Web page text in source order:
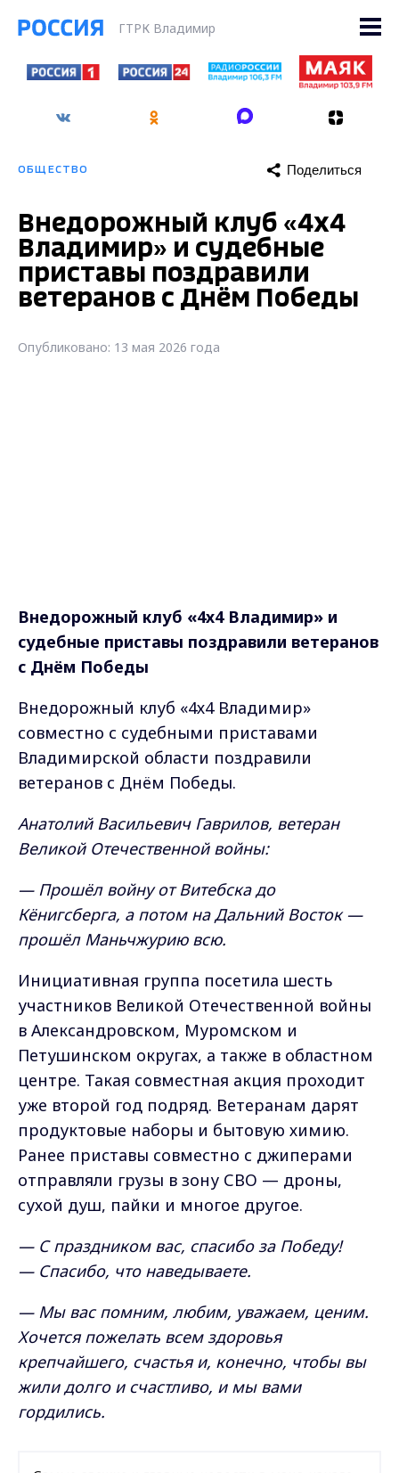
ГТРК Владимир
ОБЩЕСТВО Поделиться
Внедорожный клуб «4х4
Владимир» и судебные
приставы поздравили
ветеранов с Днём Победы
Опубликовано: 13 мая 2026 года
Внедорожный клуб «4х4 Владимир» и
судебные приставы поздравили ветеранов
с Днём Победы
Внедорожный клуб «4х4 Владимир»
совместно с судебными приставами
Владимирской области поздравили
ветеранов с Днём Победы.
Анатолий Васильевич Гаврилов, ветеран
Великой Отечественной войны:
— Прошёл войну от Витебска до
Кёнигсберга, а потом на Дальний Восток —
прошёл Маньчжурию всю.
Инициативная группа посетила шесть
участников Великой Отечественной войны
в Александровском, Муромском и
Петушинском округах, а также в областном
центре. Такая совместная акция проходит
уже второй год подряд. Ветеранам дарят
продуктовые наборы и бытовую химию.
Ранее приставы совместно с джиперами
отправляли грузы в зону СВО — дроны,
сухой душ, пайки и многое другое.
— С праздником вас, спасибо за Победу!
— Спасибо, что наведываете.
— Мы вас помним, любим, уважаем, ценим.
Хочется пожелать всем здоровья
крепчайшего, счастья и, конечно, чтобы вы
жили долго и счастливо, и мы вами
гордились.